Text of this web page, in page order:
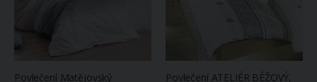
Povlečení Matějovský Povlečení ATELIÉR BÉŽOVÝ,